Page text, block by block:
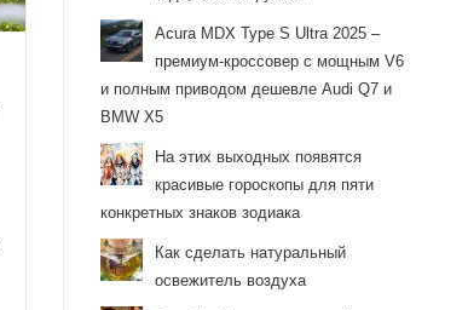
Acura MDX Type S Ultra 2025 –
премиум-кроссовер с мощным V6
и полным приводом дешевле Audi Q7 и
BMW X5
На этих выходных появятся
красивые гороскопы для пяти
конкретных знаков зодиака
Как сделать натуральный
освежитель воздуха